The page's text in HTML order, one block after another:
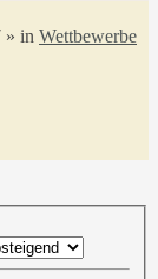
» in Wettbewerbe